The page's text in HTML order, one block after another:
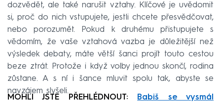
dozvědět, ale také narušit vztahy. Klíčové je uvědomit
si, proč do nich vstupujete, jestli chcete přesvědčovat,
nebo porozumět. Pokud k druhému přistupujete s
vědomím, že vaše vztahová vazba je důležitější než
výsledek debaty, máte větší šanci projít touto cestou
beze ztrát. Protože i když volby jednou skončí, rodina
zůstane. A s ní i šance mluvit spolu tak, abyste se
navzájem slyšeli.
MOHLI JSTE PŘEHLÉDNOUT:
Babiš se vysmál